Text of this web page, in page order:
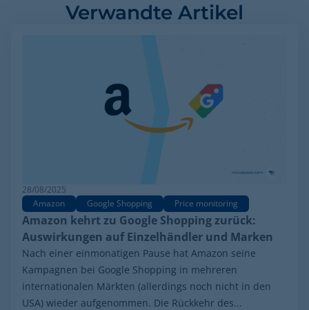
Verwandte Artikel
28/08/2025
Amazon
Google Shopping Price monitoring
Amazon kehrt zu Google Shopping zurück:
Auswirkungen auf Einzelhändler und Marken
Nach einer einmonatigen Pause hat Amazon seine
Kampagnen bei Google Shopping in mehreren
internationalen Märkten (allerdings noch nicht in den
USA) wieder aufgenommen. Die Rückkehr des...